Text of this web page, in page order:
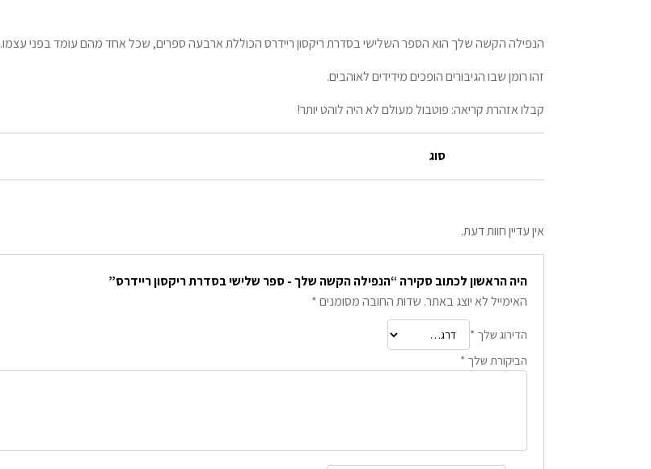
הנפילה הקשה שלך הוא הספר השלישי בסדרת ריקסון ריידרס הכוללת ארבעה ספרים, שכל אחד מהם עומד בפני עצמו.
זהו רומן שבו הגיבורים הופכים מידידים לאוהבים.
קבלו אזהרת קריאה: פוטבול מעולם לא היה לוהט יותר!
סוג
אין עדיין חוות דעת.
היה הראשון לכתוב סקירה “הנפילה הקשה שלך - ספר שלישי בסדרת ריקסון ריידרס”
האימייל לא יוצג באתר. שדות החובה מסומנים*
הדירוג שלך *
הביקורת שלך *